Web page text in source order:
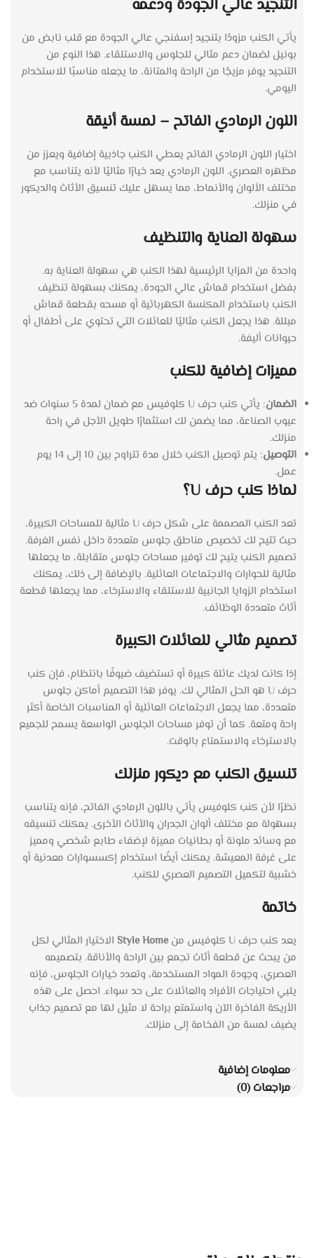
التنجيد عالي الجودة ودعمه
يأتي الكنب مزودًا بتنجيد إسفنجي عالي الجودة مع قلب نابض من
بونيل لضمان دعم مثالي للجلوس والاستلقاء. هذا النوع من
التنجيد يوفر مزيجًا من الراحة والمتانة، ما يجعله مناسبًا للاستخدام
اليومي.
اللون الرمادي الفاتح – لمسة أنيقة
اختيار اللون الرمادي الفاتح يعطي الكنب جاذبية إضافية ويعزز من
مظهره العصري. اللون الرمادي يعد خيارًا مثاليًا لأنه يتناسب مع
مختلف الألوان والأنماط، مما يسهل عليك تنسيق الأثاث والديكور
في منزلك.
سهولة العناية والتنظيف
واحدة من المزايا الرئيسية لهذا الكنب هي سهولة العناية به.
بفضل استخدام قماش عالي الجودة، يمكنك بسهولة تنظيف
الكنب باستخدام المكنسة الكهربائية أو مسحه بقطعة قماش
مبللة. هذا يجعل الكنب مثاليًا للعائلات التي تحتوي على أطفال أو
حيوانات أليفة.
مميزات إضافية للكنب
الضمان
: يأتي كنب حرف U كلوفيس مع ضمان لمدة 5 سنوات ضد
عيوب الصناعة، مما يضمن لك استثمارًا طويل الأجل في راحة
منزلك.
التوصيل
: يتم توصيل الكنب خلال مدة تتراوح بين 10 إلى 14 يوم
عمل.
لماذا كنب حرف U؟
تعد الكنب المصممة على شكل حرف U مثالية للمساحات الكبيرة،
حيث تتيح لك تخصيص مناطق جلوس متعددة داخل نفس الغرفة.
تصميم الكنب يتيح لك توفير مساحات جلوس متقابلة، ما يجعلها
مثالية للحوارات والاجتماعات العائلية. بالإضافة إلى ذلك، يمكنك
استخدام الزوايا الجانبية للاستلقاء والاسترخاء، مما يجعلها قطعة
أثاث متعددة الوظائف.
تصميم مثالي للعائلات الكبيرة
إذا كانت لديك عائلة كبيرة أو تستضيف ضيوفًا بانتظام، فإن كنب
حرف U هو الحل المثالي لك. يوفر هذا التصميم أماكن جلوس
متعددة، مما يجعل الاجتماعات العائلية أو المناسبات الخاصة أكثر
راحة ومتعة. كما أن توفر مساحات الجلوس الواسعة يسمح للجميع
بالاسترخاء والاستمتاع بالوقت.
تنسيق الكنب مع ديكور منزلك
نظرًا لأن كنب كلوفيس يأتي باللون الرمادي الفاتح، فإنه يتناسب
بسهولة مع مختلف ألوان الجدران والأثاث الأخرى. يمكنك تنسيقه
مع وسائد ملونة أو بطانيات مميزة لإضفاء طابع شخصي ومميز
على غرفة المعيشة. يمكنك أيضًا استخدام إكسسوارات معدنية أو
خشبية لتكميل التصميم العصري للكنب.
خاتمة
يعد كنب حرف U كلوفيس من Style Home الاختيار المثالي لكل
من يبحث عن قطعة أثاث تجمع بين الراحة والأناقة. بتصميمه
العصري، وجودة المواد المستخدمة، وتعدد خيارات الجلوس، فإنه
يلبي احتياجات الأفراد والعائلات على حد سواء. احصل على هذه
الأريكة الفاخرة الآن واستمتع براحة لا مثيل لها مع تصميم جذاب
يضيف لمسة من الفخامة إلى منزلك.
معلومات إضافية
مراجعات (0)